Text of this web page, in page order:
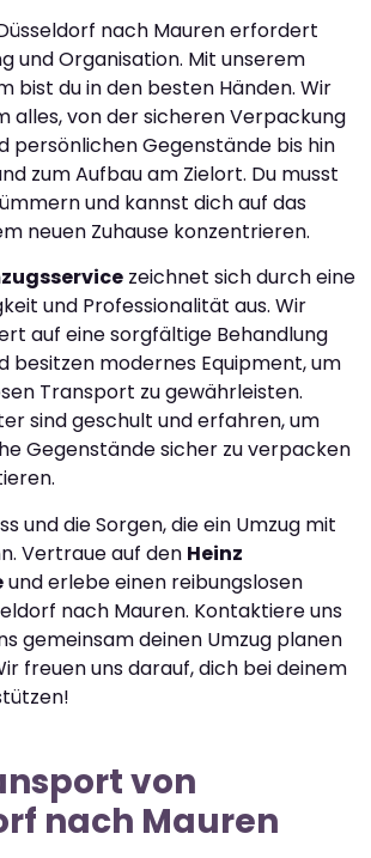
nach Mauren erfordert
und Organisation. Mit unserem
bist du in den besten Händen. Wir
alles, von der sicheren Verpackung
persönlichen Gegenstände bis hin
zum Aufbau am Zielort. Du musst
und kannst dich auf das
neuen Zuhause konzentrieren.
zeichnet sich durch eine
und Professionalität aus. Wir
auf eine sorgfältige Behandlung
besitzen modernes Equipment, um
Transport zu gewährleisten.
sind geschult und erfahren, um
Gegenstände sicher zu verpacken
und die Sorgen, die ein Umzug mit
Vertraue auf den Heinz
und erlebe einen reibungslosen
nach Mauren. Kontaktiere uns
gemeinsam deinen Umzug planen
freuen uns darauf, dich bei deinem
von
nach Mauren